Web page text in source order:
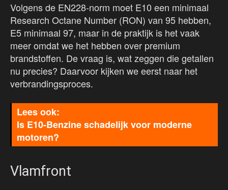
Volgens de EN228-norm moet E10 een minimaal
Research Octane Number (RON) van 95 hebben,
E5 minimaal 97, maar in de praktijk is het vaak
meer omdat we het hebben over premium
brandstoffen. De vraag is, wat zeggen die getallen
nu precies? Daarvoor kijken we eerst naar het
verbrandingsproces.
Is E10-Benzine schadelijk voor moderne
motoren?
Vlamfront